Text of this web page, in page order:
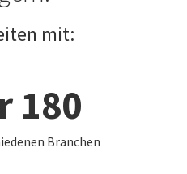
mit:
180
Branchen